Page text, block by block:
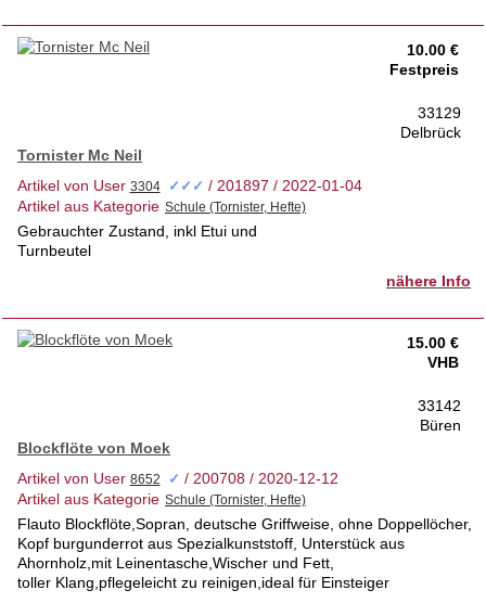
10.00 €
Festpreis
33129
Delbrück
Tornister Mc Neil
Artikel von User
✓✓✓ / 201897 / 2022-01-04
Artikel aus Kategorie
Gebrauchter Zustand, inkl Etui und
Turnbeutel
nähere Info
15.00 €
VHB
33142
Büren
Blockflöte von Moek
Artikel von User
✓ / 200708 / 2020-12-12
Artikel aus Kategorie
Flauto Blockflöte,Sopran, deutsche Griffweise, ohne Doppellöcher,
Kopf burgunderrot aus Spezialkunststoff, Unterstück aus
Ahornholz,mit Leinentasche,Wischer und Fett,
toller Klang,pflegeleicht zu reinigen,ideal für Einsteiger